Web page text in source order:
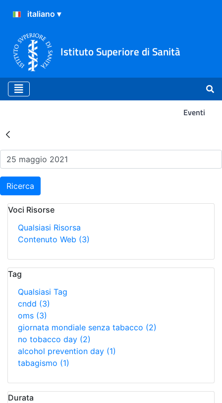
Istituto Superiore di Sanità
Eventi
Risultati della Ricerca -
Ricerca
Voci Risorse
Qualsiasi Risorsa
Contenuto Web (3)
Tag
Qualsiasi Tag
cndd (3)
oms (3)
giornata mondiale senza tabacco (2)
no tobacco day (2)
alcohol prevention day (1)
tabagismo (1)
Durata